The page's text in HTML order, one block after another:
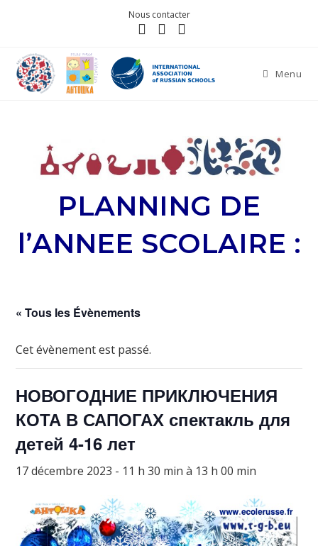
Nous contacter
Menu
PLANNING DE
l’ANNEE SCOLAIRE :
« Tous les Évènements
Cet évènement est passé.
НОВОГОДНИЕ ПРИКЛЮЧЕНИЯ
КОТА В САПОГАХ спектакль для
детей 4-16 лет
17 décembre 2023 - 11 h 30 min à 13 h 00 min